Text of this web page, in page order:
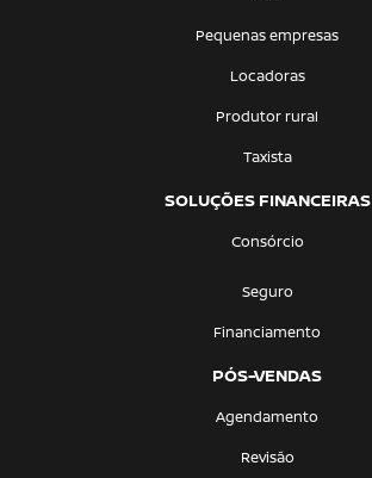
Pequenas empresas
Locadoras
Produtor rural
Taxista
SOLUÇÕES FINANCEIRAS
Consórcio
Seguro
Financiamento
PÓS-VENDAS
Agendamento
Revisão